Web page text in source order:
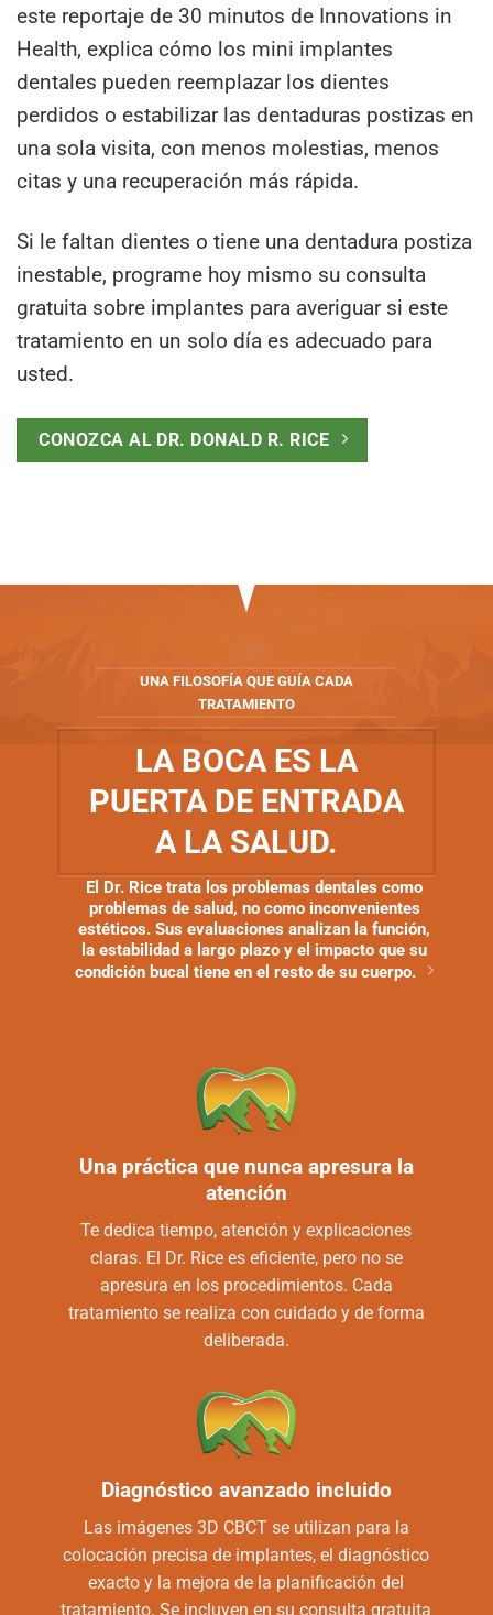
este reportaje de 30 minutos de Innovations in
Health, explica cómo los mini implantes
dentales pueden reemplazar los dientes
perdidos o estabilizar las dentaduras postizas en
una sola visita, con menos molestias, menos
citas y una recuperación más rápida.
Si le faltan dientes o tiene una dentadura postiza
inestable, programe hoy mismo su consulta
gratuita sobre implantes para averiguar si este
tratamiento en un solo día es adecuado para
usted.
CONOZCA AL DR. DONALD R. RICE
UNA FILOSOFÍA QUE GUÍA CADA
TRATAMIENTO
LA BOCA ES LA
PUERTA DE ENTRADA
A LA SALUD.
El Dr. Rice trata los problemas dentales como
problemas de salud, no como inconvenientes
estéticos. Sus evaluaciones analizan la función,
la estabilidad a largo plazo y el impacto que su
condición bucal tiene en el resto de su cuerpo.
Una práctica que nunca apresura la
atención
Te dedica tiempo, atención y explicaciones
claras. El Dr. Rice es eficiente, pero no se
apresura en los procedimientos. Cada
tratamiento se realiza con cuidado y de forma
deliberada.
Diagnóstico avanzado incluido
Las imágenes 3D CBCT se utilizan para la
colocación precisa de implantes, el diagnóstico
exacto y la mejora de la planificación del
tratamiento. Se incluyen en su consulta gratuita